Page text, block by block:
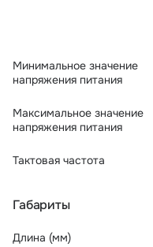
Минимальное значение
напряжения питания
Максимальное значение
напряжения питания
Тактовая частота
Габариты
Длина (мм)